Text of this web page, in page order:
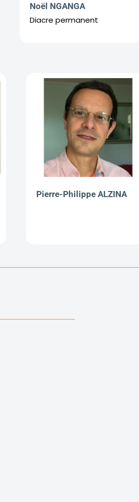
Noël NGANGA
Diacre permanent
Pierre-Philippe ALZINA